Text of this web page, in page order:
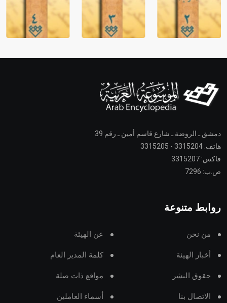
دمشق ـ الروضة ـ شارع قاسم أمين ـ رقم 39
هاتف: 3315204 - 3315205
فاكس: 3315207
ص.ب: 7296
روابط متنوعة
من نحن عن الهيئة
أخبار الهيئة كلمة المدير العام
حقوق النشر مواقع ذات صلة
الاتصال بنا أسماء العاملين